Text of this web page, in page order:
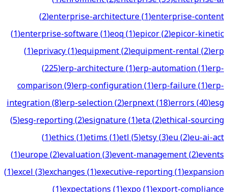
(2)enterprise-architecture(1)enterprise-content
(1)enterprise-software(1)eoq(1)epicor(2)epicor-kinetic
(1)eprivacy(1)equipment(2)equipment-rental(2)erp
(225)erp-architecture(1)erp-automation(1)erp-
comparison(9)erp-configuration(1)erp-failure(1)erp-
integration(8)erp-selection(2)erpnext(18)errors(40)esg
(5)esg-reporting(2)esignature(1)eta(2)ethical-sourcing
(1)ethics(1)etims(1)etl(5)etsy(3)eu(2)eu-ai-act
(1)europe(2)evaluation(3)event-management(2)events
(1)excel(3)exchanges(1)executive-reporting(1)expansion